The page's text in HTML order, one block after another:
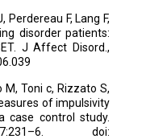
Perdereau F, Lang F,
disorder patients:
J Affect Disord.,
M, Toni c, Rizzato S,
of impulsivity
case control study.
doi: